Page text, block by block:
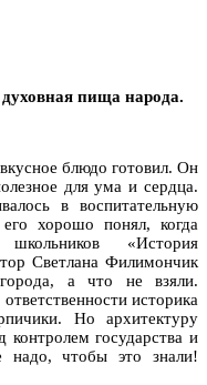
пища народа.
блюдо готовил. Он
для ума и сердца.
в воспитательную
хорошо понял, когда
«История
Светлана Филимончик
а что не взяли.
историка
Но архитектуру
контролем государства и
надо, чтобы это знали!